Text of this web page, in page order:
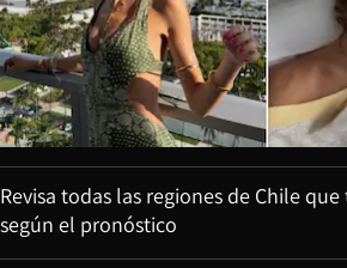
Revisa todas las regiones de Chile
según el pronóstico